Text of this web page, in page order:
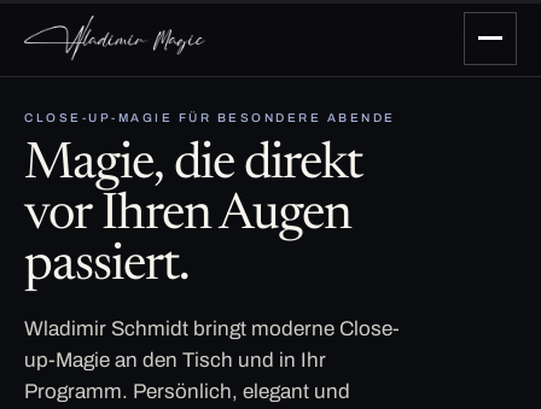
CLOSE-UP-MAGIE FÜR BESONDERE ABENDE
Magie, die direkt
vor Ihren Augen
passiert.
Wladimir Schmidt bringt moderne Close-
up-Magie an den Tisch und in Ihr
Programm. Persönlich, elegant und